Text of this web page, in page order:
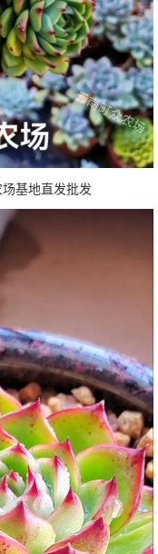
基地直发批发